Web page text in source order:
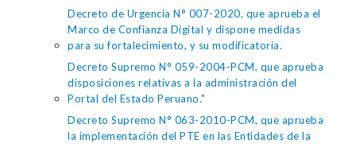
Decreto de Urgencia N° 007-2020, que aprueba el
Marco de Confianza Digital y dispone medidas
para su fortalecimiento, y su modificatoria.
Decreto Supremo N° 059-2004-PCM, que aprueba
disposiciones relativas a la administración del
Portal del Estado Peruano."
Decreto Supremo N° 063-2010-PCM, que aprueba
la implementación del PTE en las Entidades de la